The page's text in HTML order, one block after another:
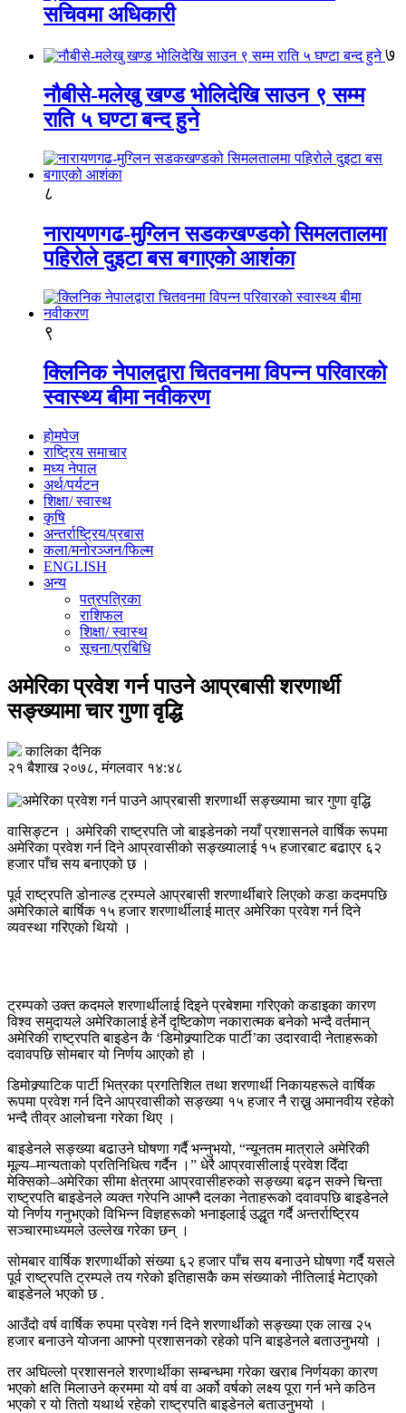
सचिवमा अधिकारी
७
नौबीसे-मलेखु खण्ड भोलिदेखि साउन ९ सम्म
राति ५ घण्टा बन्द हुने
८
नारायणगढ-मुग्लिन सडकखण्डको सिमलतालमा
पहिरोले दुइटा बस बगाएको आशंका
९
क्लिनिक नेपालद्वारा चितवनमा विपन्न परिवारको
स्वास्थ्य बीमा नवीकरण
होमपेज
राष्ट्रिय समाचार
मध्य नेपाल
अर्थ/पर्यटन
शिक्षा/ स्वास्थ
कृषि
अन्तर्राष्ट्रिय/प्रबास
कला/मनोरञ्जन/फिल्म
ENGLISH
अन्य
पत्रपत्रिका
राशिफल
शिक्षा/ स्वास्थ
सूचना/प्रबिधि
अमेरिका प्रवेश गर्न पाउने आप्रबासी शरणार्थी
सङ्ख्यामा चार गुणा वृद्धि
कालिका दैनिक
२१ बैशाख २०७८, मंगलवार १४:४८
वासिङ्टन । अमेरिकी राष्ट्रपति जो बाइडेनको नयाँ प्रशासनले वार्षिक रूपमा
अमेरिका प्रवेश गर्न दिने आप्रवासीको सङ्ख्यालाई १५ हजारबाट बढाएर ६२
हजार पाँच सय बनाएको छ ।
पूर्व राष्ट्रपति डोनाल्ड ट्रम्पले आप्रबासी शरणार्थीबारे लिएको कडा कदमपछि
अमेरिकाले बार्षिक १५ हजार शरणार्थीलाई मात्र अमेरिका प्रवेश गर्न दिने
व्यवस्था गरिएको थियो ।
ट्रम्पको उक्त कदमले शरणार्थीलाई दिइने प्रबेशमा गरिएको कडाइका कारण
विश्व समुदायले अमेरिकालाई हेर्ने दृष्टिकोण नकारात्मक बनेको भन्दै वर्तमान्
अमेरिकी राष्ट्रपति बाइडेन कै ‘डिमोक्र्याटिक पार्टी’का उदारवादी नेताहरूको
दवावपछि सोमबार यो निर्णय आएको हो ।
डिमोक्र्याटिक पार्टी भित्रका प्रगतिशिल तथा शरणार्थी निकायहरूले वार्षिक
रूपमा प्रवेश गर्न दिने आप्रवासीको सङ्ख्या १५ हजार नै राख्नु अमानवीय रहेको
भन्दै तीव्र आलोचना गरेका थिए ।
बाइडेनले सङ्ख्या बढाउने घोषणा गर्दै भन्नुभयो, “न्यूनतम मात्राले अमेरिकी
मूल्य–मान्यताको प्रतिनिधित्व गर्दैन ।” धेरै आप्रवासीलाई प्रवेश दिँदा
मेक्सिको–अमेरिका सीमा क्षेत्रमा आप्रवासीहरुको सङ्ख्या बढ्न सक्ने चिन्ता
राष्ट्रपति बाइडेनले व्यक्त गरेपनि आफ्नै दलका नेताहरूको दवावपछि बाइडेनले
यो निर्णय गनुभएको विभिन्न विज्ञहरूको भनाइलाई उद्धृत गर्दै अन्तर्राष्ट्रिय
सञ्चारमाध्यमले उल्लेख गरेका छन् ।
सोमबार वार्षिक शरणार्थीको संख्या ६२ हजार पाँच सय बनाउने घोषणा गर्दै यसले
पूर्व राष्ट्रपति ट्रम्पले तय गरेको इतिहासकै कम संख्याको नीतिलाई मेटाएको
बाइडेनले भएको छ .
आउँदो वर्ष वार्षिक रुपमा प्रवेश गर्न दिने शरणार्थीको सङ्ख्या एक लाख २५
हजार बनाउने योजना आफ्नो प्रशासनको रहेको पनि बाइडेनले बताउनुभयो ।
तर अघिल्लो प्रशासनले शरणार्थीका सम्बन्धमा गरेका खराब निर्णयका कारण
भएको क्षति मिलाउने क्रममा यो वर्ष वा अर्को वर्षको लक्ष्य पूरा गर्न भने कठिन
भएको र यो तितो यथार्थ रहेको राष्ट्रपति बाइडेनले बताउनुभयो ।